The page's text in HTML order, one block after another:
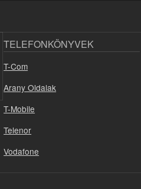
TELEFONKÖNYVEK
T-Com
Arany Oldalak
T-Mobile
Telenor
Vodafone